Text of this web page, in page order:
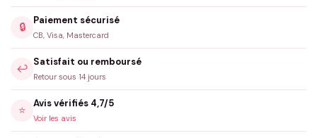
🔒
Paiement sécurisé
CB, Visa, Mastercard
↩️
Satisfait ou remboursé
Retour sous 14 jours
⭐
Avis vérifiés 4,7/5
Voir les avis